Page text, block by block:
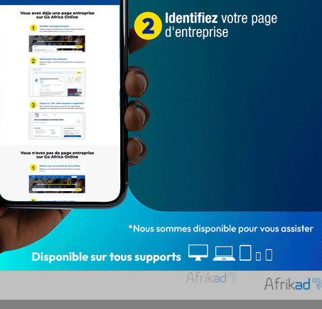
par les acteurs du football camérounais y compris le chef de
du Cameroun et préfère exclure Samuel Eto’o.